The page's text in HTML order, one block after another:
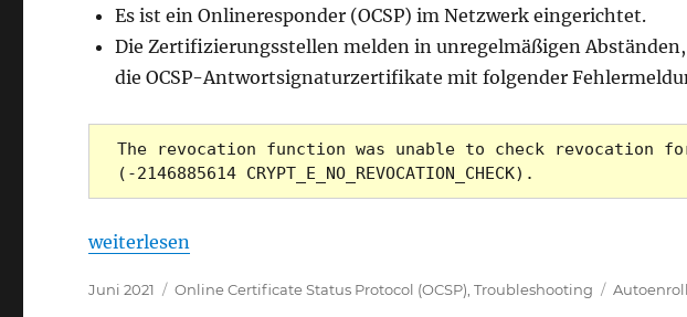
Es ist ein Onlineresponder (OCSP) im Netzwerk eingerichtet.
Die Zertifizierungsstellen melden in unregelmäßigen
die OCSP-Antwortsignaturzertifikate mit folgender
The revocation function was unable to check revocation
(-2146885614 CRYPT_E_NO_REVOCATION_CHECK).
„Zertifikatanforderungen für den Onlineresponder (OCSP)
weiterlesen
Veröffentlicht
Juni 2021 Kategorien
Online Certificate Status Protocol (OCSP) ,Troubleshooting